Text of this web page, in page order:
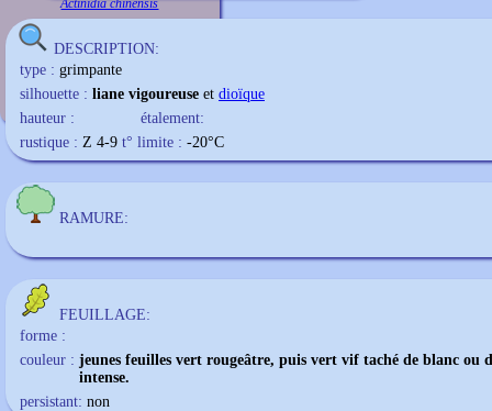
Actinidia chinensis
DESCRIPTION:
type : grimpante
silhouette : liane vigoureuse et dioïque
hauteur :
étalement:
rustique : Z 4-9 t° limite : -20°C
RAMURE:
FEUILLAGE:
forme :
couleur : jeunes feuilles vert rougeâtre, puis vert vif taché de blanc ou
intense.
persistant: non